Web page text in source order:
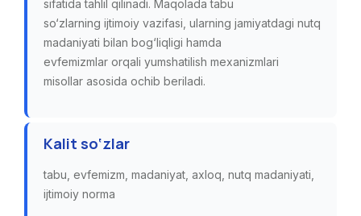
sifatida tahlil qilinadi. Maqolada tabu
so‘zlarning ijtimoiy vazifasi, ularning jamiyatdagi nutq
madaniyati bilan bog‘liqligi hamda
evfemizmlar orqali yumshatilish mexanizmlari
misollar asosida ochib beriladi.
Kalit so‘zlar
tabu, evfemizm, madaniyat, axloq, nutq madaniyati,
ijtimoiy norma